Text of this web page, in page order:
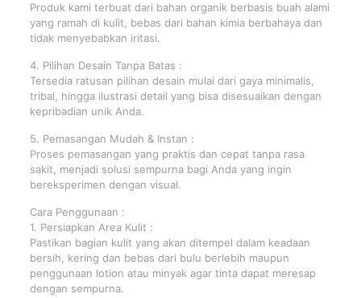
Produk kami terbuat dari bahan organik berbasis buah alami
yang ramah di kulit, bebas dari bahan kimia berbahaya dan
tidak menyebabkan iritasi.
4. Pilihan Desain Tanpa Batas :
Tersedia ratusan pilihan desain mulai dari gaya minimalis,
tribal, hingga ilustrasi detail yang bisa disesuaikan dengan
kepribadian unik Anda.
5. Pemasangan Mudah & Instan :
Proses pemasangan yang praktis dan cepat tanpa rasa
sakit, menjadi solusi sempurna bagi Anda yang ingin
bereksperimen dengan visual.
Cara Penggunaan :
1. Persiapkan Area Kulit :
Pastikan bagian kulit yang akan ditempel dalam keadaan
bersih, kering dan bebas dari bulu berlebih maupun
penggunaan lotion atau minyak agar tinta dapat meresap
dengan sempurna.